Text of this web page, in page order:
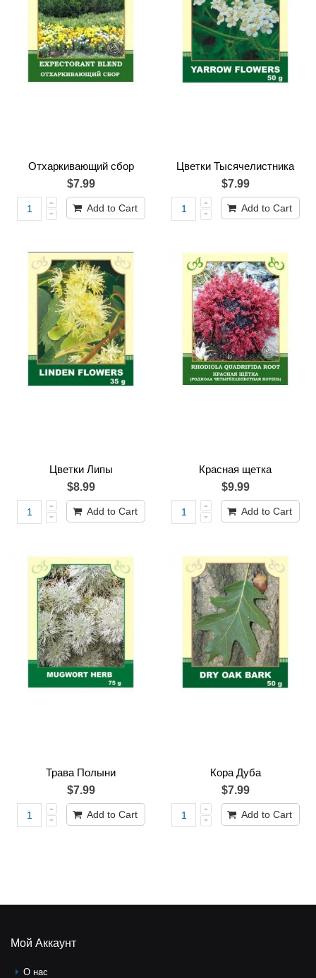
Отхаркивающий сбор
$7.99
Add to Cart
Цветки Тысячeлистника
$7.99
Add to Cart
Цветки Липы
$8.99
Add to Cart
Красная щетка
$9.99
Add to Cart
Трава Полыни
$7.99
Add to Cart
Кора Дуба
$7.99
Add to Cart
Мой Аккаунт
О нас